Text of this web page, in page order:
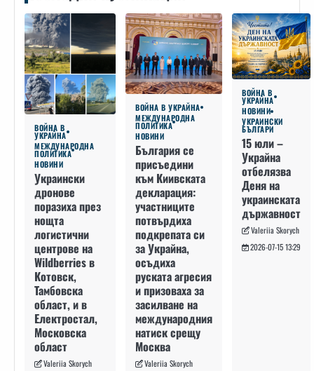
ВОЙНА В
УКРАЙНА
МЕЖДУНАРОДНА
ПОЛИТИКА
НОВИНИ
Украински
дронове
поразиха през
нощта
логистични
центрове на
Wildberries в
Котовск,
Тамбовска
област, и в
Електростал,
Московска
област
Valeriia Skorych
ВОЙНА В УКРАЙНА
МЕЖДУНАРОДНА
ПОЛИТИКА
НОВИНИ
България се
присъедини
към Киивската
декларация:
участниците
потвърдиха
подкрепата си
за Украйна,
осъдиха
руската агресия
и призоваха за
засилване на
международния
натиск срещу
Москва
Valeriia Skorych
ВОЙНА В
УКРАЙНА
НОВИНИ
УКРАИНСКИ
БЪЛГАРИ
15 юли –
Украйна
отбелязва
Деня на
украинската
държавност
Valeriia Skorych
2026-07-15 13:29